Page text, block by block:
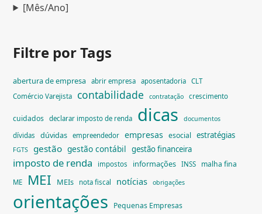
[Mês/Ano]
Filtre por Tags
abertura de empresa abrir empresa aposentadoria
CLT
Comércio Varejista
contabilidade contratação crescimento
cuidados declarar imposto de renda dicas documentos
dívidas dúvidas empreendedor empresas esocial estratégias
FGTS gestão gestão contábil gestão financeira
imposto de renda impostos informações INSS malha fina
ME MEI MEIs nota fiscal notícias obrigações
orientações Pequenas Empresas